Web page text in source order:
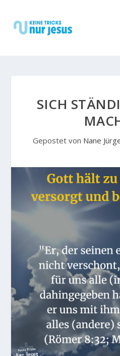
SICH
Gepostet von Nane